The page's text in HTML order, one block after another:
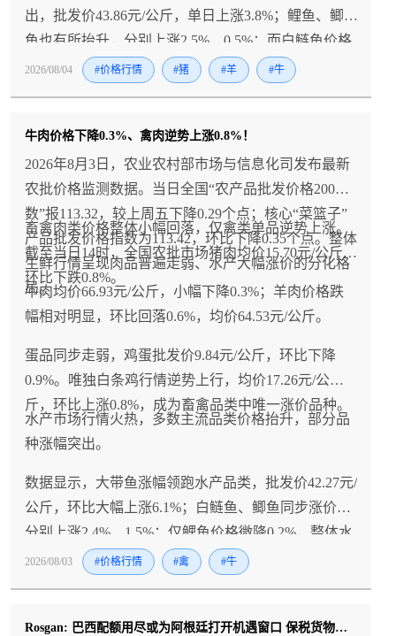
出，批发价43.86元/公斤，单日上涨3.8%；鲤鱼、鲫
鱼也有所抬升，分别上涨2.5%、0.5%；而白鲢鱼价格
走弱，环比下降3.2%。
2026/08/04 #价格行情 #猪 #羊 #牛
牛肉价格下降0.3%、禽肉逆势上涨0.8%！
2026年8月3日，农业农村部市场与信息化司发布最新
农批价格监测数据。当日全国“农产品批发价格200指
数”报113.32，较上周五下降0.29个点；核心“菜篮子”
产品批发价格指数为113.42，环比下降0.35个点。整体
生鲜行情呈现肉品普遍走弱、水产大幅涨价的分化格
局。
畜禽肉类价格整体小幅回落，仅禽类单品逆势上涨。
截至当日14时，全国农批市场猪肉均价15.70元/公斤，
环比下跌0.8%。
牛肉均价66.93元/公斤，小幅下降0.3%；羊肉价格跌
幅相对明显，环比回落0.6%，均价64.53元/公斤。
蛋品同步走弱，鸡蛋批发价9.84元/公斤，环比下降
0.9%。唯独白条鸡行情逆势上行，均价17.26元/公
斤，环比上涨0.8%，成为畜禽品类中唯一涨价品种。
水产市场行情火热，多数主流品类价格抬升，部分品
种涨幅突出。
数据显示，大带鱼涨幅领跑水产品类，批发价42.27元/
公斤，环比大幅上涨6.1%；白鲢鱼、鲫鱼同步涨价，
分别上涨2.4%、1.5%；仅鲤鱼价格微降0.2%，整体水
产涨价氛围浓厚。
2026/08/03 #价格行情 #禽 #牛
Rosgan: 巴西配额用尽或为阿根廷打开机遇窗口 保税货物延期使用明年配额谈判升温